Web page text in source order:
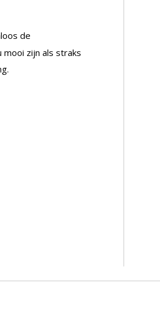
de
mooi zijn als straks